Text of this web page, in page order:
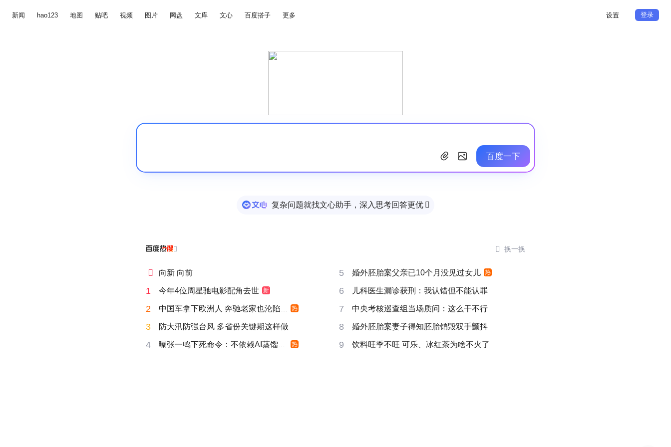
新闻 hao123 地图 贴吧 视频 图片 网盘 文库 文心 百度搭子 更多 设置 登录
百度一下
复杂问题就找文心助手，深入思考回答更优 
  换一换
 向新 向前 5 婚外胚胎案父亲已10个月没见过女儿 热
1 今年4位周星驰电影配角去世 新 6 儿科医生漏诊获刑：我认错但不能认罪
2 中国车拿下欧洲人 奔驰老家也沦陷了 热 7 中央考核巡查组当场质问：这么干不行
3 防大汛防强台风 多省份关键期这样做 8 婚外胚胎案妻子得知胚胎销毁双手颤抖
4 曝张一鸣下死命令：不依赖AI蒸馏技术 热 9 饮料旺季不旺 可乐、冰红茶为啥不火了